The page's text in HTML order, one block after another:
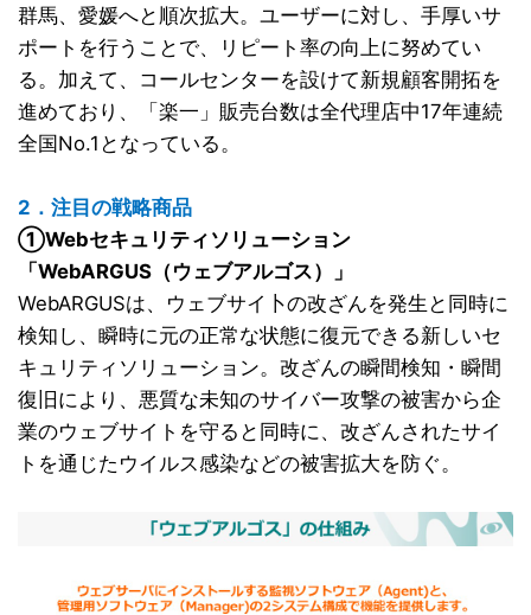
群馬、愛媛へと順次拡大。ユーザーに対し、手厚いサ
ポートを行うことで、リピート率の向上に努めてい
る。加えて、コールセンターを設けて新規顧客開拓を
進めており、「楽一」販売台数は全代理店中17年連続
全国No.1となっている。
2．注目の戦略商品
①Webセキュリティソリューション
「WebARGUS（ウェブアルゴス）」
WebARGUSは、ウェブサイ卜の改ざんを発生と同時に
検知し、瞬時に元の正常な状態に復元できる新しいセ
キュリティソリューション。改ざんの瞬間検知・瞬間
復旧により、悪質な未知のサイバー攻撃の被害から企
業のウェブサイトを守ると同時に、改ざんされたサイ
トを通じたウイルス感染などの被害拡大を防ぐ。